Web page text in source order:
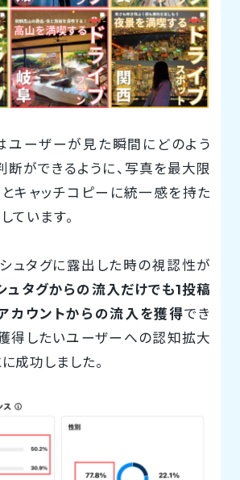
ユーザーが見た瞬間にどのよう
断ができるように、写真を最大限
とキャッチコピーに統一感を持た
ています。
ュタグに露出した時の視認性が
ュタグからの流入だけでも1投稿
カウントからの流入を獲得でき
得したいユーザーへの認知拡大
成功しました。